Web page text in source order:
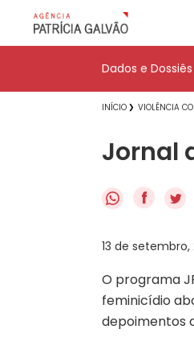
Dados e Dossiês
INÍCIO VIOLÊNCIA
Jornal
f
13 de setembro,
O programa
feminicídio
depoimentos